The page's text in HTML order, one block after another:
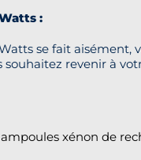
:
se fait
revenir à
xénon de